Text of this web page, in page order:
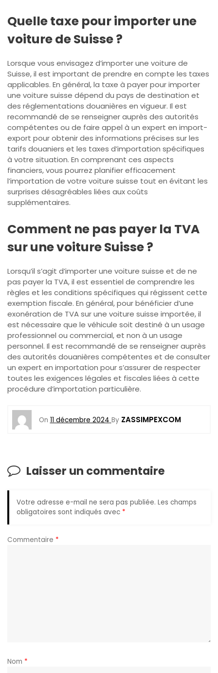
Quelle taxe pour importer une
voiture de Suisse ?
Lorsque vous envisagez d’importer une voiture de
Suisse, il est important de prendre en compte les taxes
applicables. En général, la taxe à payer pour importer
une voiture suisse dépend du pays de destination et
des réglementations douanières en vigueur. Il est
recommandé de se renseigner auprès des autorités
compétentes ou de faire appel à un expert en import-
export pour obtenir des informations précises sur les
tarifs douaniers et les taxes d’importation spécifiques
à votre situation. En comprenant ces aspects
financiers, vous pourrez planifier efficacement
l’importation de votre voiture suisse tout en évitant les
surprises désagréables liées aux coûts
supplémentaires.
Comment ne pas payer la TVA
sur une voiture Suisse ?
Lorsqu’il s’agit d’importer une voiture suisse et de ne
pas payer la TVA, il est essentiel de comprendre les
règles et les conditions spécifiques qui régissent cette
exemption fiscale. En général, pour bénéficier d’une
exonération de TVA sur une voiture suisse importée, il
est nécessaire que le véhicule soit destiné à un usage
professionnel ou commercial, et non à un usage
personnel. Il est recommandé de se renseigner auprès
des autorités douanières compétentes et de consulter
un expert en importation pour s’assurer de respecter
toutes les exigences légales et fiscales liées à cette
procédure d’importation particulière.
On 11 décembre 2024 By ZASSIMPEXCOM
Laisser un commentaire
Votre adresse e-mail ne sera pas publiée. Les champs
obligatoires sont indiqués avec *
Commentaire *
Nom *